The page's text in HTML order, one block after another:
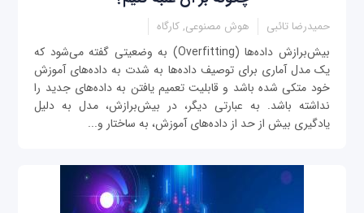
حمیدرضا تائبی هوش مصنوعی, کارگاه
بیش‌برازش داده‌ها (Overfitting) به وضعیتی گفته می‌شود که
یک مدل آماری برای توصیف داده‌ها به شدت به داده‌های آموزش
خود متکی شده باشد و قابلیت تعمیم یافتن به داده‌های جدید را
نداشته باشد. به عبارتی دیگر، در بیش‌برازش، مدل به دلیل
یادگیری بیش از حد از داده‌های آموزش، به ساختار و...